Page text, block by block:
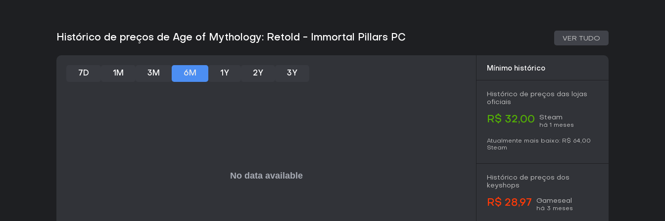
Histórico de preços de Age of Mythology: Retold - Immortal Pillars PC VER TUDO
7D 1M 3M 6M 1Y 2Y 3Y
Mínimo histórico
Histórico de preços das lojas
oficiais
R$ 32,00 Steam
há 1 meses
Atualmente mais baixo: R$ 64,00
Steam
Histórico de preços dos
keyshops
R$ 28,97 Gameseal
há 3 meses